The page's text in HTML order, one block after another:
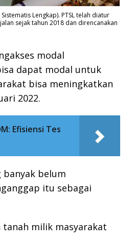
Lengkap). PTSL telah diatur
sejak tahun 2018 dan direncanakan
modal
dapat modal untuk
bisa meningkatkan
2022.
Efisiensi Tes
belum
itu sebagai
milik masyarakat